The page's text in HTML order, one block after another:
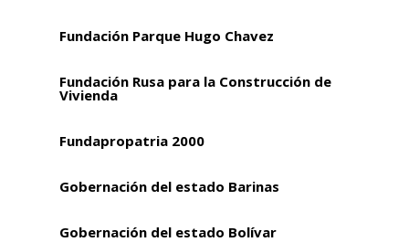
Fundación Parque Hugo Chavez
Fundación Rusa para la Construcción de
Vivienda
Fundapropatria 2000
Gobernación del estado Barinas
Gobernación del estado Bolívar